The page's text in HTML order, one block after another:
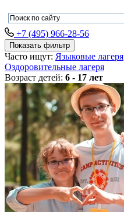
+7 (495) 966-28-56
Показать фильтр
Часто ищут: Языковые лагеря
Оздоровительные лагеря
Возраст детей: 6 - 17 лет